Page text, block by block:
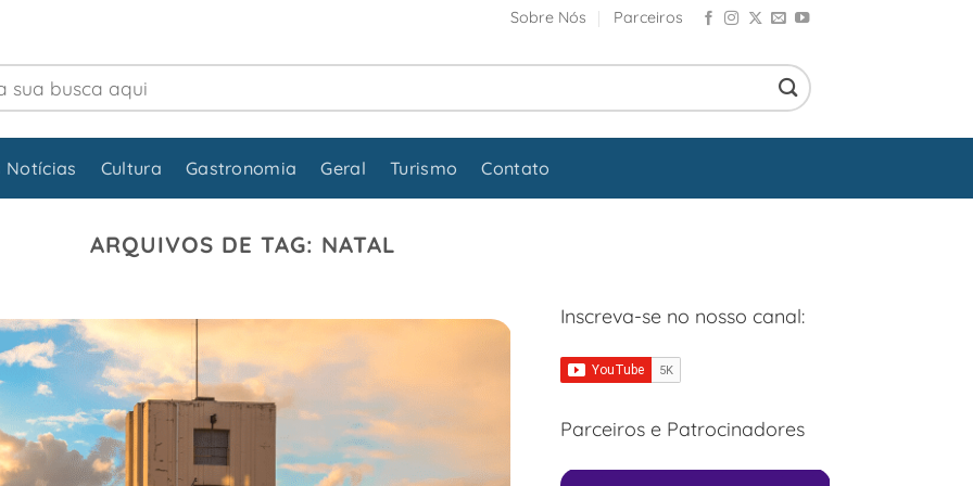
Sobre Nós Parceiros
Notícias Cultura Gastronomia Geral Turismo Contato
ARQUIVOS DE TAG: NATAL
Inscreva-se no nosso canal:
Parceiros e Patrocinadores